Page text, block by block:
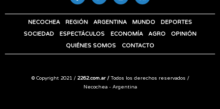
NECOCHEA REGIÓN ARGENTINA MUNDO
DEPORTES
SOCIEDAD
ESPECTÁCULOS ECONOMÍA AGRO
OPINIÓN
QUIÉNES SOMOS
CONTACTO
© Copyright 2021 / 2262.com.ar /Todos los derechos reservados /
Necochea - Argentina